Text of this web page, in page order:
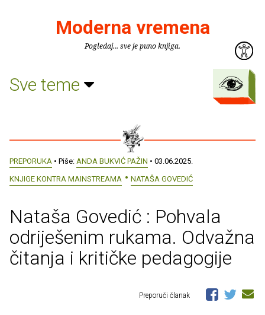
Moderna vremena
Pogledaj... sve je puno knjiga.
Sve teme
PREPORUKA • Piše: ANDA BUKVIĆ PAŽIN • 03.06.2025.
KNJIGE KONTRA MAINSTREAMA
NATAŠA GOVEDIĆ
Nataša Govedić : Pohvala
odriješenim rukama. Odvažna
čitanja i kritičke pedagogije
Preporuči članak